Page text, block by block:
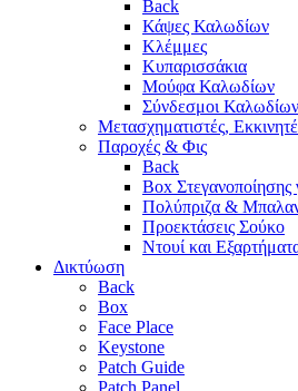
Back
Κάψες Καλωδίων
Κλέμμες
Κυπαρισσάκια
Μούφα Καλωδίων
Σύνδεσμοι
Μετασχηματιστές,
Παροχές & Φις
Back
Box Στεγανοποίησης
Πολύπριζα &
Προεκτάσεις Σούκο
Ντουί και
Δικτύωση
Back
Box
Face Place
Keystone
Patch Guide
Patch Panel